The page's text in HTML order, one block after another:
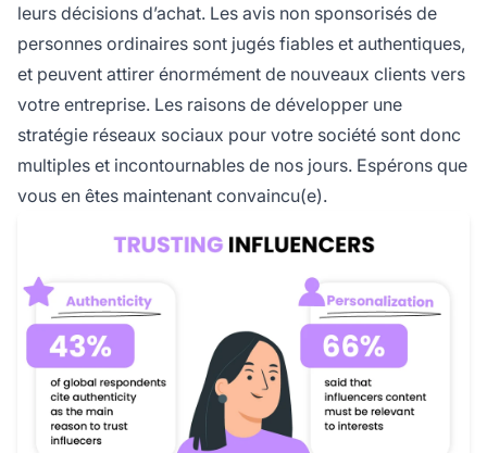
leurs décisions d’achat. Les avis non sponsorisés de
personnes ordinaires sont jugés fiables et authentiques,
et peuvent attirer énormément de nouveaux clients vers
votre entreprise. Les raisons de développer une
stratégie réseaux sociaux pour votre société sont donc
multiples et incontournables de nos jours. Espérons que
vous en êtes maintenant convaincu(e).